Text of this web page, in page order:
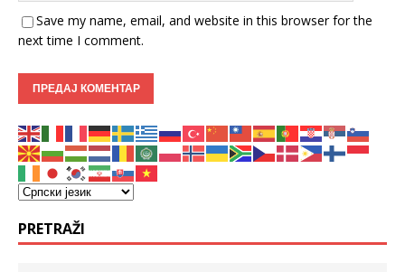
Save my name, email, and website in this browser for the
next time I comment.
PRETRAŽI